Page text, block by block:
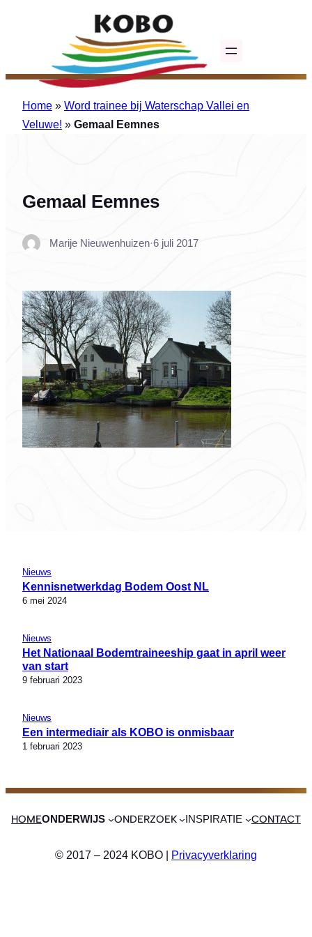
Home » Word trainee bij Waterschap Vallei en
Veluwe! » Gemaal Eemnes
Gemaal Eemnes
Marije Nieuwenhuizen·6 juli 2017
Nieuws
Kennisnetwerkdag Bodem Oost NL
6 mei 2024
Nieuws
Het Nationaal Bodemtraineeship gaat in april weer
van start
9 februari 2023
Nieuws
Een intermediair als KOBO is onmisbaar
1 februari 2023
HOMEONDERWIJS ONDERZOEK INSPIRATIE CONTACT
© 2017 – 2024 KOBO | Privacyverklaring